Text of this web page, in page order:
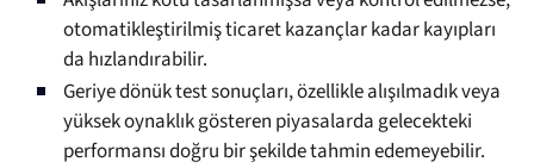
otomatikleştirilmiş ticaret kazançlar kadar kayıpları
da hızlandırabilir.
Geriye dönük test sonuçları, özellikle alışılmadık veya
yüksek oynaklık gösteren piyasalarda gelecekteki
performansı doğru bir şekilde tahmin edemeyebilir.